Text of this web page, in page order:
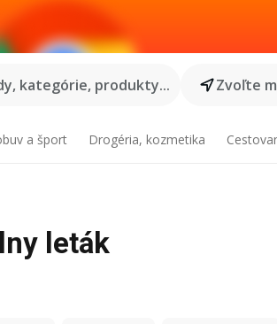
kategórie, produkty...
Zvoľte
a šport Drogéria, kozmetika
leták